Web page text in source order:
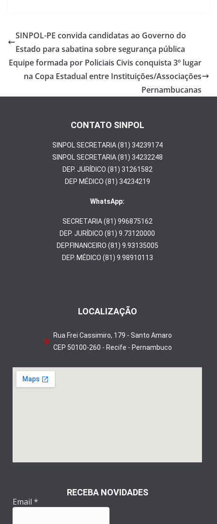
b
o
o
k
er e
SINPOL-PE convida candidatas ao Governo do
Estado para sabatina sobre segurança pública
Equipe formada por Policiais Civis conquista 3º lugar
na Copa Estadual entre Instituições/Associações
Pernambucanas
CONTATO SINPOL
SINPOL SECRETARIA (81) 34239174
SINPOL SECRETARIA (81) 34232248
DEP. JURÍDICO (81) 31261582
DEP MÉDICO (81) 34234219
WhatsApp:
SECRETARIA (81) 996875162
DEP. JURÍDICO (81) 9.73120000
DEP.FINANCEIRO (81) 9.93135005
DEP. MÉDICO (81) 9.98910113
LOCALIZAÇÃO
Rua Frei Cassimiro, 179 - Santo Amaro
CEP 50100-260 - Recife - Pernambuco
RECEBA NOVIDADES
Email *